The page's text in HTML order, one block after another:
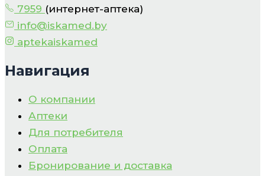
7959 (интернет-аптека)
info@iskamed.by
aptekaiskamed
Навигация
О компании
Аптеки
Для потребителя
Оплата
Бронирование и доставка